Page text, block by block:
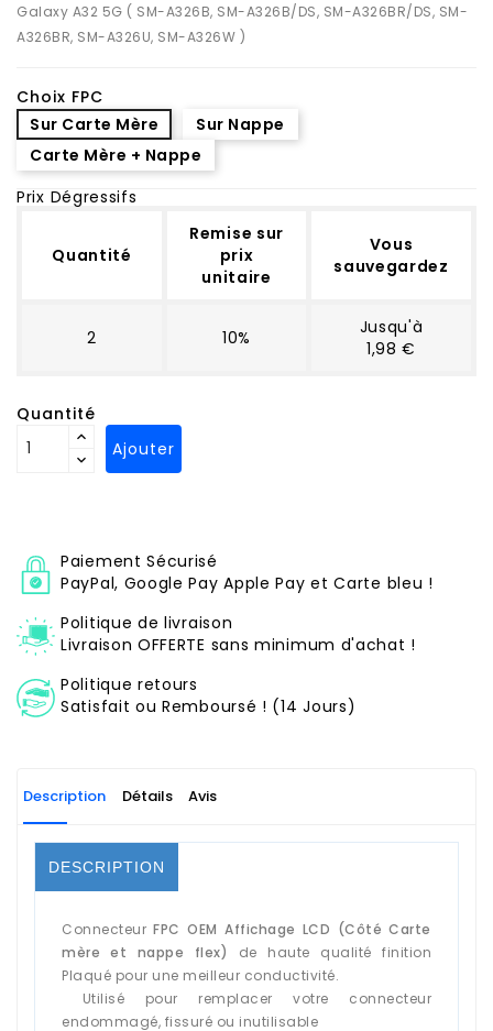
Galaxy A32 5G ( SM-A326B, SM-A326B/DS, SM-A326BR/DS, SM-
A326BR, SM-A326U, SM-A326W )
Choix FPC
Sur Carte Mère
Sur Nappe
Carte Mère + Nappe
Prix Dégressifs
Quantité
Remise sur
prix
unitaire
Vous
sauvegardez
2 10%
Jusqu'à
1,98 €
Quantité
Ajouter
Paiement Sécurisé
PayPal, Google Pay Apple Pay et Carte bleu !
Politique de livraison
Livraison OFFERTE sans minimum d'achat !
Politique retours
Satisfait ou Remboursé ! (14 Jours)
Description Détails Avis
DESCRIPTION
Connecteur FPC OEM Affichage LCD (Côté Carte
mère et nappe flex)
de haute qualité finition
Plaqué pour une meilleur conductivité.
Utilisé pour remplacer votre connecteur
endommagé, fissuré ou inutilisable